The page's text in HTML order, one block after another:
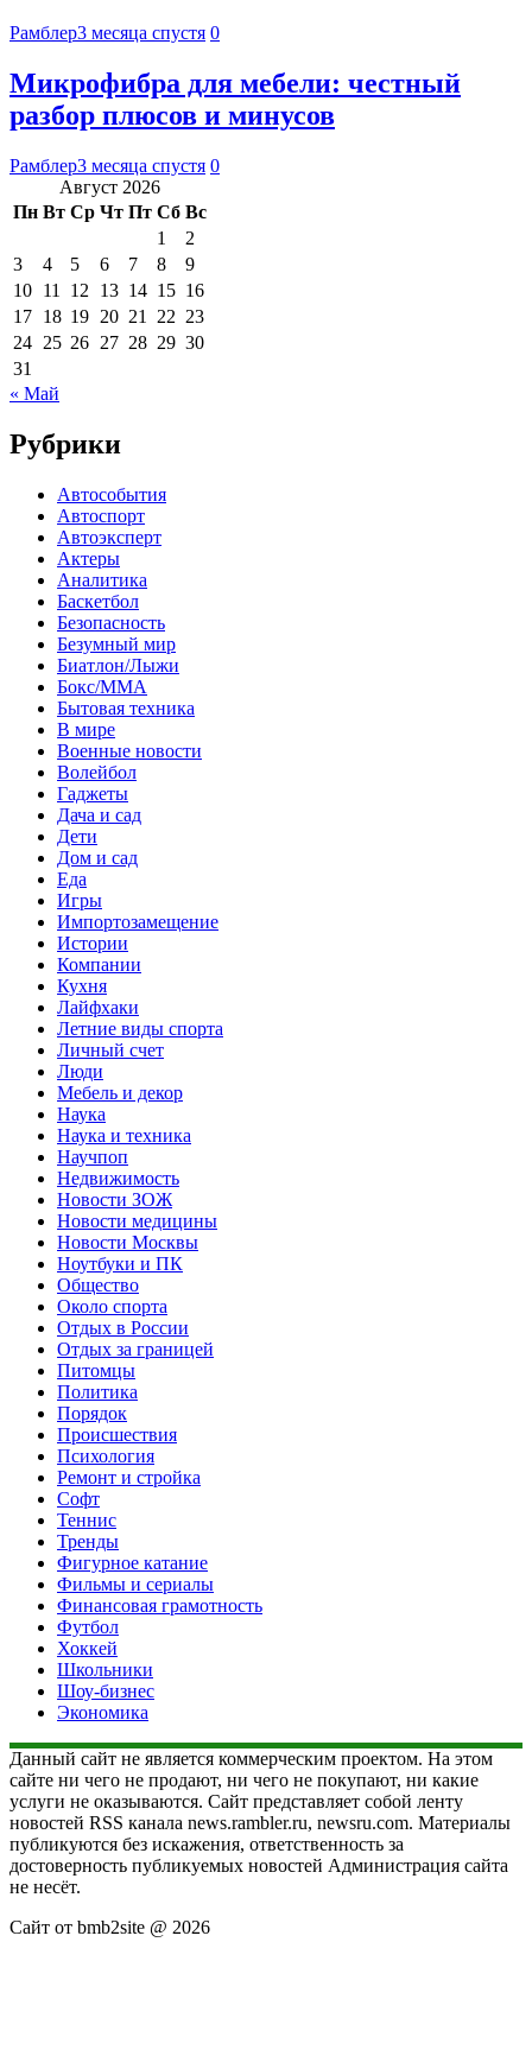
Рамблер3 месяца спустя 0
Микрофибра для мебели: честный
разбор плюсов и минусов
Рамблер3 месяца спустя 0
Август 2026
Пн Вт Ср Чт Пт Сб Вс
1
2
3
4 5 6 7 8
9
10 11 12 13 14 15 16
17 18 19 20 21 22 23
24 25 26 27 28 29 30
31
« Май
Рубрики
Автособытия
Автоспорт
Автоэксперт
Актеры
Аналитика
Баскетбол
Безопасность
Безумный мир
Биатлон/Лыжи
Бокс/MMA
Бытовая техника
В мире
Военные новости
Волейбол
Гаджеты
Дача и сад
Дети
Дом и сад
Еда
Игры
Импортозамещение
Истории
Компании
Кухня
Лайфхаки
Летние виды спорта
Личный счет
Люди
Мебель и декор
Наука
Наука и техника
Научпоп
Недвижимость
Новости ЗОЖ
Новости медицины
Новости Москвы
Ноутбуки и ПК
Общество
Около спорта
Отдых в России
Отдых за границей
Питомцы
Политика
Порядок
Происшествия
Психология
Ремонт и стройка
Софт
Теннис
Тренды
Фигурное катание
Фильмы и сериалы
Финансовая грамотность
Футбол
Хоккей
Школьники
Шоу-бизнес
Экономика
Данный сайт не является коммерческим проектом. На этом
сайте ни чего не продают, ни чего не покупают, ни какие
услуги не оказываются. Сайт представляет собой ленту
новостей RSS канала news.rambler.ru, newsru.com. Материалы
публикуются без искажения, ответственность за
достоверность публикуемых новостей Администрация сайта
не несёт.
Сайт от bmb2site @ 2026